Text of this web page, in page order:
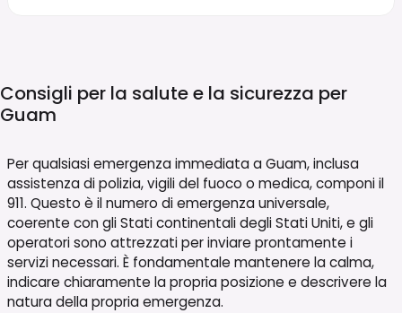
Consigli per la salute e la sicurezza per
Guam
Per qualsiasi emergenza immediata a Guam, inclusa
assistenza di polizia, vigili del fuoco o medica, componi il
911. Questo è il numero di emergenza universale,
coerente con gli Stati continentali degli Stati Uniti, e gli
operatori sono attrezzati per inviare prontamente i
servizi necessari. È fondamentale mantenere la calma,
indicare chiaramente la propria posizione e descrivere la
natura della propria emergenza.